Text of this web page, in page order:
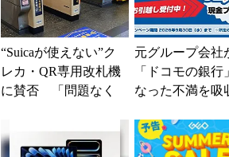
“Suicaが使えない”ク
レカ・QR専用改札機
に賛否 「問題なく
系ICの方がスムー...
元グループ会社
「ドコモの銀行
なった不満を吸
BIの銀行」とし
大5....